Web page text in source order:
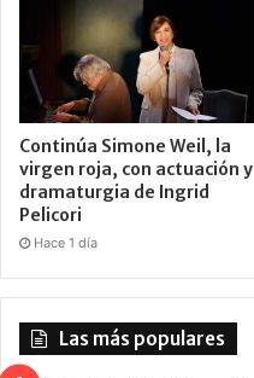
Continúa Simone Weil, la
virgen roja, con actuación y
dramaturgia de Ingrid
Pelicori
Hace 1 día
Las más populares